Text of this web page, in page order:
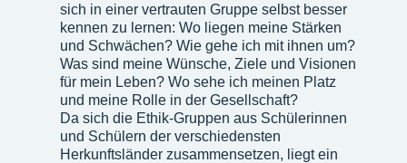
sich in einer vertrauten Gruppe selbst besser
kennen zu lernen: Wo liegen meine Stärken
und Schwächen? Wie gehe ich mit ihnen um?
Was sind meine Wünsche, Ziele und Visionen
für mein Leben? Wo sehe ich meinen Platz
und meine Rolle in der Gesellschaft?
Da sich die Ethik-Gruppen aus Schülerinnen
und Schülern der verschiedensten
Herkunftsländer zusammensetzen, liegt ein